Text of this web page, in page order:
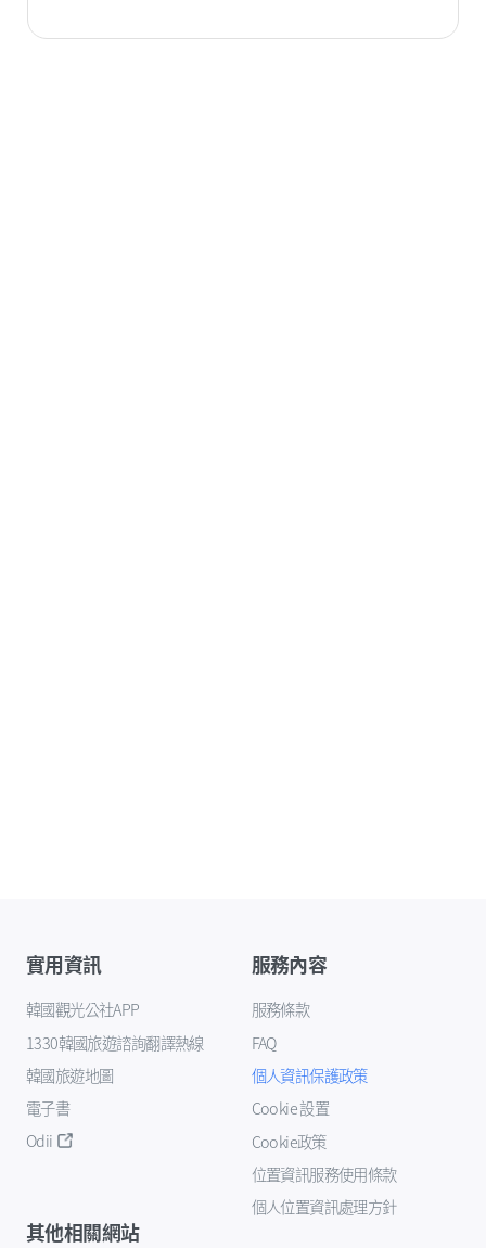
實用資訊
韓國觀光公社APP
1330韓國旅遊諮詢翻譯熱線
韓國旅遊地圖
電子書
Odii
服務內容
服務條款
FAQ
個人資訊保護政策
Cookie 設置
Cookie政策
位置資訊服務使用條款
個人位置資訊處理方針
其他相關網站